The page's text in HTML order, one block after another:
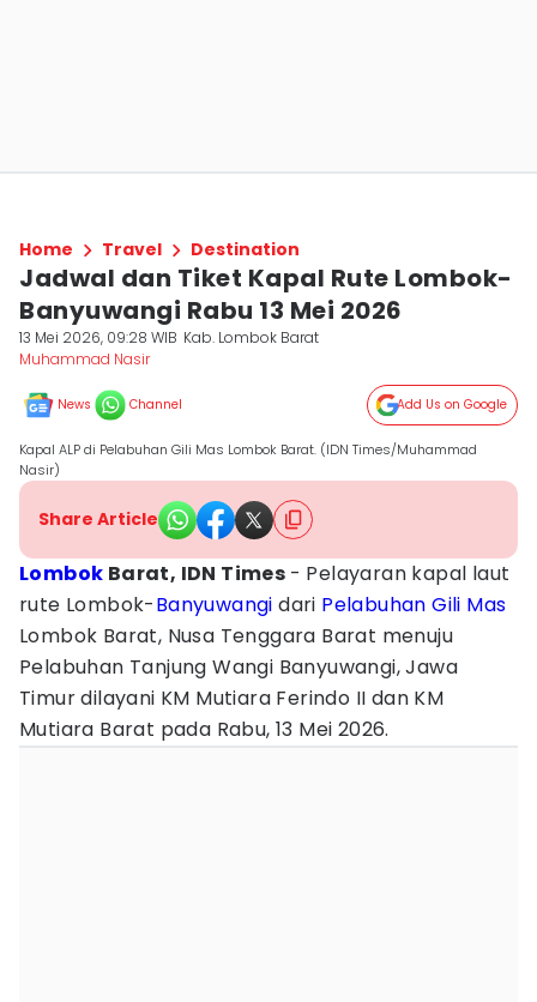
Home Travel Destination
Jadwal dan Tiket Kapal Rute Lombok-
Banyuwangi Rabu 13 Mei 2026
13 Mei 2026, 09:28 WIB Kab. Lombok Barat
Muhammad Nasir
News Channel Add Us on Google
Kapal ALP di Pelabuhan Gili Mas Lombok Barat. (IDN Times/Muhammad
Nasir)
Share Article
Lombok Barat, IDN Times - Pelayaran kapal laut
rute Lombok-Banyuwangi dari Pelabuhan Gili Mas
Lombok Barat, Nusa Tenggara Barat menuju
Pelabuhan Tanjung Wangi Banyuwangi, Jawa
Timur dilayani KM Mutiara Ferindo II dan KM
Mutiara Barat pada Rabu, 13 Mei 2026.